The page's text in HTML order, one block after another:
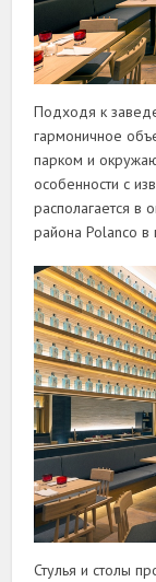
Подходя к
гармоничное
парком и
особенности с
располагается в
района Polanco
Стулья и столы